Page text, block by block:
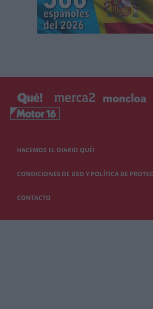
HACEMOS EL DIARIO QUÉ!
CONDICIONES DE USO Y POLÍTICA DE
CONTACTO